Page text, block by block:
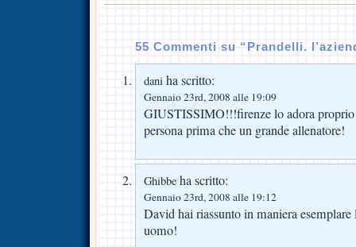
55 Commenti su “Prandelli.
dani ha scritto:
Gennaio 23rd, 2008 alle 19:09
GIUSTISSIMO!!!firenze lo adora proprio
persona prima che un grande allenatore!
Ghibbe ha scritto:
Gennaio 23rd, 2008 alle 19:12
David hai riassunto in maniera esemplare
uomo!